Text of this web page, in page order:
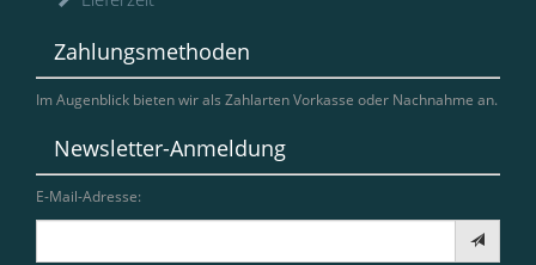
Zahlungsmethoden
Im Augenblick bieten wir als Zahlarten Vorkasse oder Nachnahme an.
Newsletter-Anmeldung
E-Mail-Adresse: